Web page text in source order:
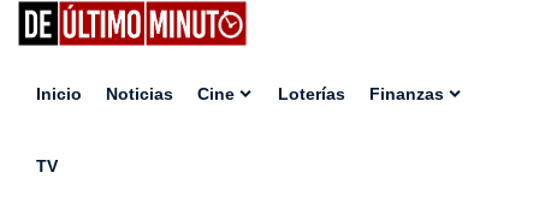
Inicio Noticias Cine Loterías Finanzas
TV